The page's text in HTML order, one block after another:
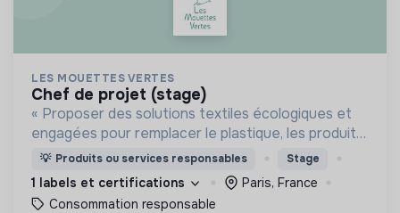
LES MOUETTES VERTES
chef de projet (stage)
« Proposer des solutions textiles écologiques et
engagées pour remplacer le plastique, les produits
jetables et les textiles conventionnels ».
💡 Produits ou services responsables Stage
1 labels et certifications
Paris, France
Consommation responsable